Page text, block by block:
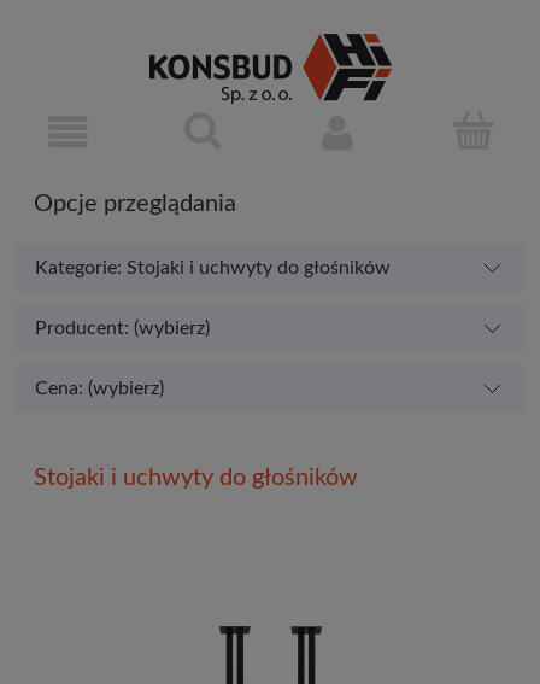
Opcje przeglądania
Kategorie: Stojaki i uchwyty do głośników
Producent: (wybierz)
Cena: (wybierz)
Stojaki i uchwyty do głośników